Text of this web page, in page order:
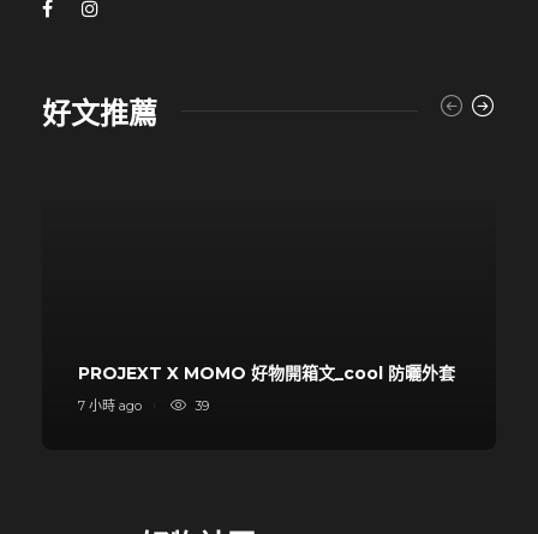
好文推薦
PROJEXT X MOMO 好物開箱文_cool 防曬外套
7 小時 ago 39